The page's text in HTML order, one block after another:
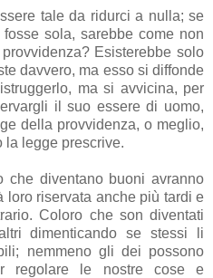
tale da ridurci a nulla; se
sola, sarebbe come non
Esisterebbe solo
davvero, ma esso si diffonde
ma si avvicina, per
il suo essere di uomo,
della provvidenza, o meglio,
la legge prescrive.
che diventano buoni avranno
loro riservata anche più tardi e
Coloro che son diventati
dimenticando se stessi li
nemmeno gli dei possono
regolare le nostre cose e